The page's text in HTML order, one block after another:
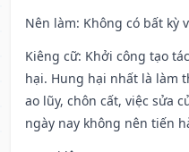
Nên làm: Không có bất kỳ
Kiêng cữ: Khởi công tạo
hại. Hung hại nhất là làm
ao lũy, chôn cất, việc sửa
ngày nay không nên tiến